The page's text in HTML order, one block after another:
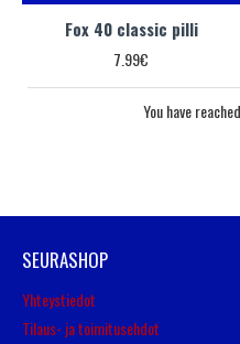
Fox 40 classic pilli
7.99€
You have
SEURASHOP
Yhteystiedot
Tilaus- ja toimitusehdot